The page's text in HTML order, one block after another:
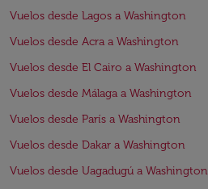
Vuelos desde Lagos a Washington
Vuelos desde Acra a Washington
Vuelos desde El Cairo a Washington
Vuelos desde Málaga a Washington
Vuelos desde París a Washington
Vuelos desde Dakar a Washington
Vuelos desde Uagadugú a Washington